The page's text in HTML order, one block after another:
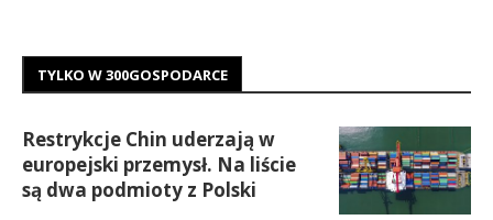
TYLKO W 300GOSPODARCE
Restrykcje Chin uderzają w
europejski przemysł. Na liście
są dwa podmioty z Polski